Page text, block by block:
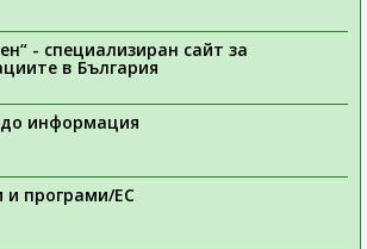
- специализиран сайт за
в България
информация
и програми/ЕС